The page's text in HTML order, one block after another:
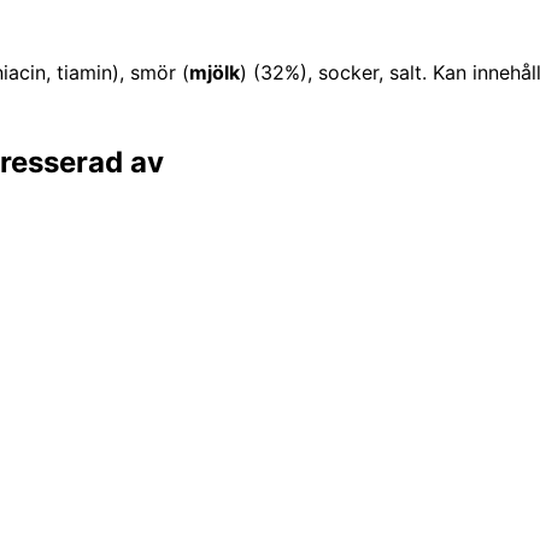
tiamin), smör (mjölk) (32%), socker, salt. Kan
av